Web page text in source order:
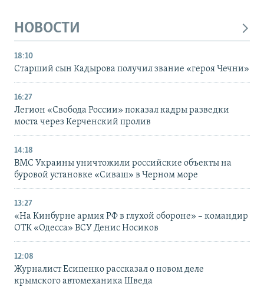
НОВОСТИ
18:10
Старший сын Кадырова получил звание «героя Чечни»
16:27
Легион «Свобода России» показал кадры разведки
моста через Керченский пролив
14:18
ВМС Украины уничтожили российские объекты на
буровой установке «Сиваш» в Черном море
13:27
«На Кинбурне армия РФ в глухой обороне» – командир
ОТК «Одесса» ВСУ Денис Носиков
12:08
Журналист Есипенко рассказал о новом деле
крымского автомеханика Шведа